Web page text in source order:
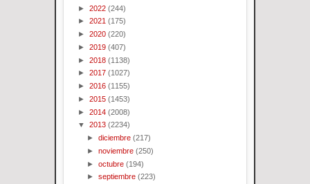
► 2022 (244)
► 2021 (175)
► 2020 (220)
► 2019 (407)
► 2018 (1138)
► 2017 (1027)
► 2016 (1155)
► 2015 (1453)
► 2014 (2008)
▼ 2013 (2234)
►diciembre (217)
►noviembre (250)
►octubre (194)
►septiembre (223)